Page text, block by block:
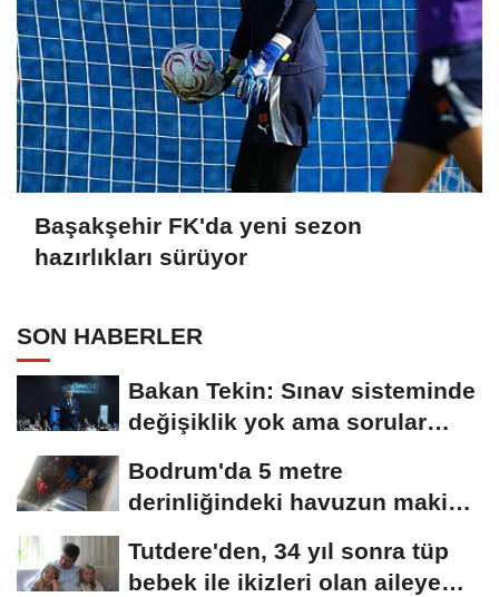
Başakşehir FK'da yeni sezon
hazırlıkları sürüyor
SON HABERLER
Bakan Tekin: Sınav sisteminde
değişiklik yok ama sorular
Bodrum'da 5 metre
derinliğindeki havuzun makine
Tutdere'den, 34 yıl sonra tüp
bebek ile ikizleri olan aileye